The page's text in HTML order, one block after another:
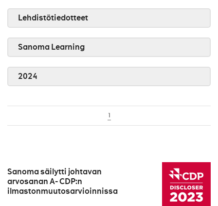
Lehdistötiedotteet
Sanoma Learning
2024
1
Sanoma säilytti johtavan
arvosanan A- CDP:n
ilmastonmuutosarvioinnissa